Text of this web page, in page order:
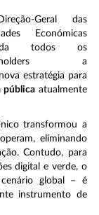
Geral das
Económicas
todos os
a
estratégia para
pública atualmente
transformou a
eliminando
Contudo, para
digital e verde, o
global – é
instrumento de